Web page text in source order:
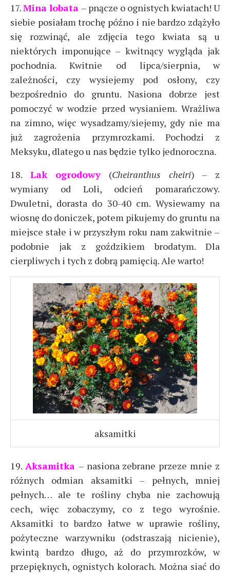
17.Mina lobata – pnącze o ognistych kwiatach! U
siebie posiałam trochę późno i nie bardzo zdążyło
się rozwinąć, ale zdjęcia tego kwiata są u
niektórych imponujące – kwitnący wygląda jak
pochodnia. Kwitnie od lipca/sierpnia, w
zależności, czy wysiejemy pod osłony, czy
bezpośrednio do gruntu. Nasiona dobrze jest
pomoczyć w wodzie przed wysianiem. Wrażliwa
na zimno, więc wysadzamy/siejemy, gdy nie ma
już zagrożenia przymrozkami. Pochodzi z
Meksyku, dlatego u nas będzie tylko jednoroczna.
18. Lak ogrodowy (Cheiranthus cheiri) – z
wymiany od Loli, odcień pomarańczowy.
Dwuletni, dorasta do 30-40 cm. Wysiewamy na
wiosnę do doniczek, potem pikujemy do gruntu na
miejsce stałe i w przyszłym roku nam zakwitnie –
podobnie jak z goździkiem brodatym. Dla
cierpliwych i tych z dobrą pamięcią. Ale warto!
aksamitki
19. Aksamitka – nasiona zebrane przeze mnie z
różnych odmian aksamitki – pełnych, mniej
pełnych… ale te rośliny chyba nie zachowują
cech, więc zobaczymy, co z tego wyrośnie.
Aksamitki to bardzo łatwe w uprawie rośliny,
pożyteczne warzywniku (odstraszają nicienie),
kwintą bardzo długo, aż do przymrozków, w
przepięknych, ognistych kolorach. Można siać do